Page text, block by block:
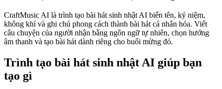
CraftMusic AI là trình tạo bài hát sinh nhật AI biến tên, kỷ niệm,
không khí và ghi chú phong cách thành bài hát cá nhân hóa. Viết
câu chuyện của người nhận bằng ngôn ngữ tự nhiên, chọn hướng
âm thanh và tạo bài hát dành riêng cho buổi mừng đó.
Trình tạo bài hát sinh nhật AI giúp bạn
tạo gì